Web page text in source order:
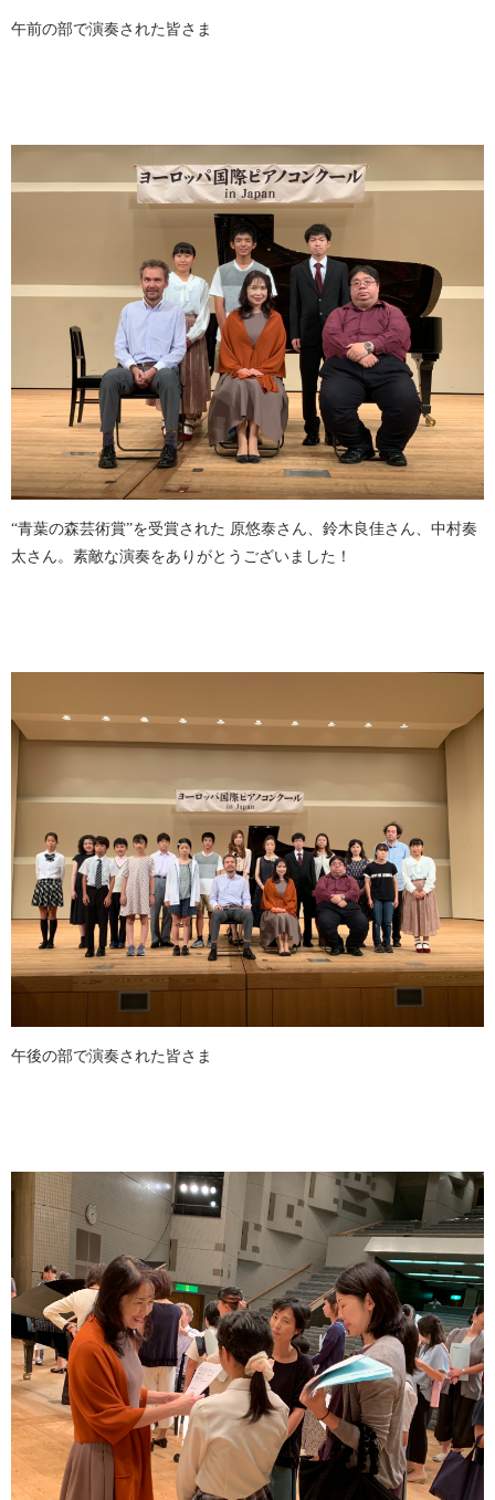
午前の部で演奏された皆さま
“青葉の森芸術賞”を受賞された 原悠泰さん、鈴木良佳さん、中村奏
太さん。素敵な演奏をありがとうございました！
午後の部で演奏された皆さま